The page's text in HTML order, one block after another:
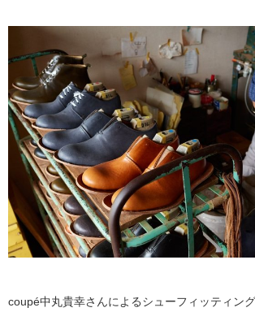
coupé中丸貴幸さんによるシューフィッティン